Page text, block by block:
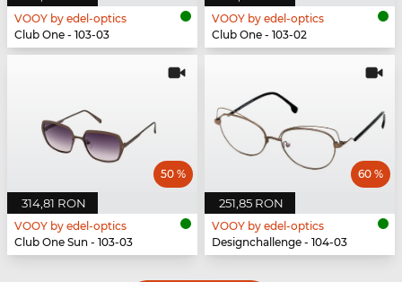
VOOY by edel-optics
Club One - 103-03
VOOY by edel-optics
Club One - 103-02
314,81 RON
50 %
VOOY by edel-optics
Club One Sun - 103-03
251,85 RON
60 %
VOOY by edel-optics
Designchallenge - 104-03